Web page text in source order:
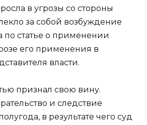
в угрозы со стороны
за собой возбуждение
по статье о применении
его применения в
власти.
признал свою вину.
и следствие
в результате чего суд